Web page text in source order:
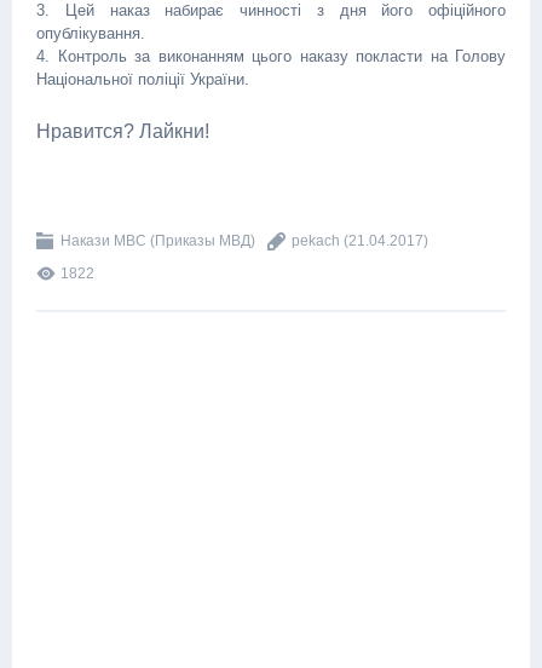
3. Цей наказ набирає чинності з дня його офіційного
опублікування.
4. Контроль за виконанням цього наказу покласти на Голову
Національної поліції України.
Нравится? Лайкни!
Накази МВС (Приказы МВД) pekach (21.04.2017)
1822